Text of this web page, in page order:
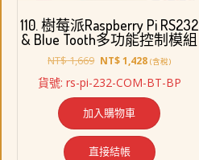
110. 樹莓派Raspberry Pi RS232
& Blue Tooth多功能控制模組
NT$1,669 原
價
NT$ 1,669。
NT$1,428目
價
格：
NT$ 1,428。
(含稅)
貨號: rs-pi-232-COM-BT-BP
加入購物車
直接結帳